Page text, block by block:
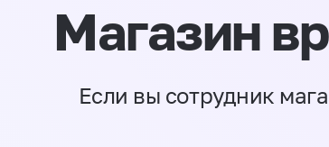
Магазин
Если вы сотрудник